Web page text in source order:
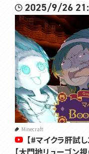
2025/9/26
Minecraft
【#マイクラ肝試
【大門地リューゴン視